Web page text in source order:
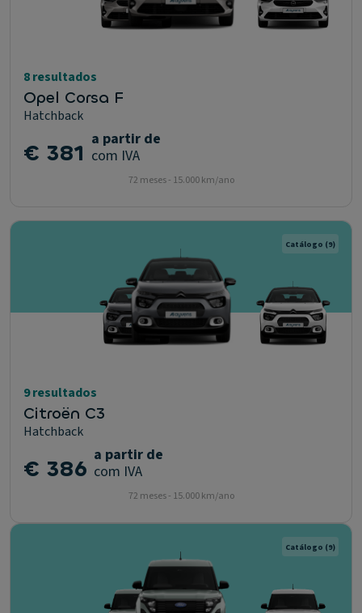
8 resultados
Opel Corsa F
Hatchback
€ 381 a partir de
com IVA
72 meses - 15.000 km/ano
Catálogo (9)
9 resultados
Citroën C3
Hatchback
€ 386 a partir de
com IVA
72 meses - 15.000 km/ano
Catálogo (9)